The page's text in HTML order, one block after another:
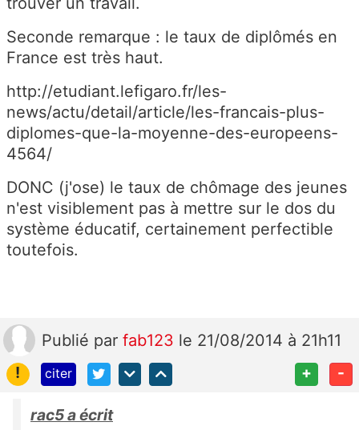
Seconde remarque : le taux de diplômés en
France est très haut.
http://etudiant.lefigaro.fr/les-
news/actu/detail/article/les-francais-plus-
diplomes-que-la-moyenne-des-europeens-
4564/
DONC (j'ose) le taux de chômage des jeunes
n'est visiblement pas à mettre sur le dos du
système éducatif, certainement perfectible
toutefois.
Publié par fab123 le 21/08/2014 à 21h11
!
citer + -
rac5 a écrit